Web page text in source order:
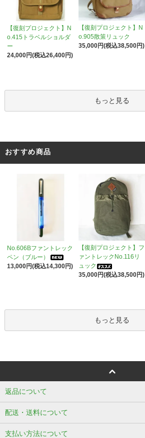
【復刻プロジェクト】N
o.415トラベルショルダ
ー
24,000円(税込26,400円)
【復刻プロジェクト】N
o.905散策リュック
35,000円(税込38,500円)
もっと見る
おすすめ商品
No.606Bファントレック
ペン（ブルー）
13,000円(税込14,300円)
【復刻プロジェクト】フ
ァントレックNo.116リ
ュック
35,000円(税込38,500円)
もっと見る
返品について
配送・送料について
支払い方法について